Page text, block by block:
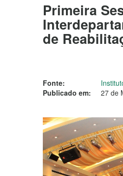
Primeira
de
Fonte:
Publicado em:
27 de